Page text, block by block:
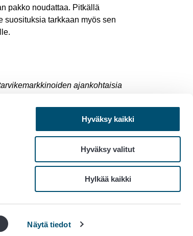
Näytä tiedot
Hyväksy kaikki
Hyväksy valitut
Hylkää kaikki
pakko noudattaa. Pitkällä
suosituksia tarkkaan myös sen
ajankohtaisia
asiantuntijat.
Tietosuojakäytännöt
Saavutettavuus